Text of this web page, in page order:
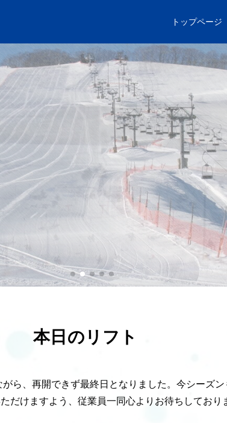
トップページ
本日のリフト
ら、再開できず最終日となりました。今シーズ
いただけますよう、従業員一同心よりお待ち